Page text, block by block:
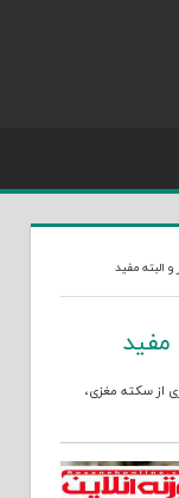
مفید
از سکته مغزی،